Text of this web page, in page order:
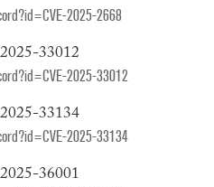
2025-2668
33012
2025-33012
33134
2025-33134
36001